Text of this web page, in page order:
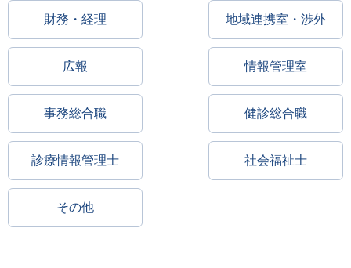
財務・経理 地域連携室・渉外
広報 情報管理室
事務総合職 健診総合職
診療情報管理士 社会福祉士
その他